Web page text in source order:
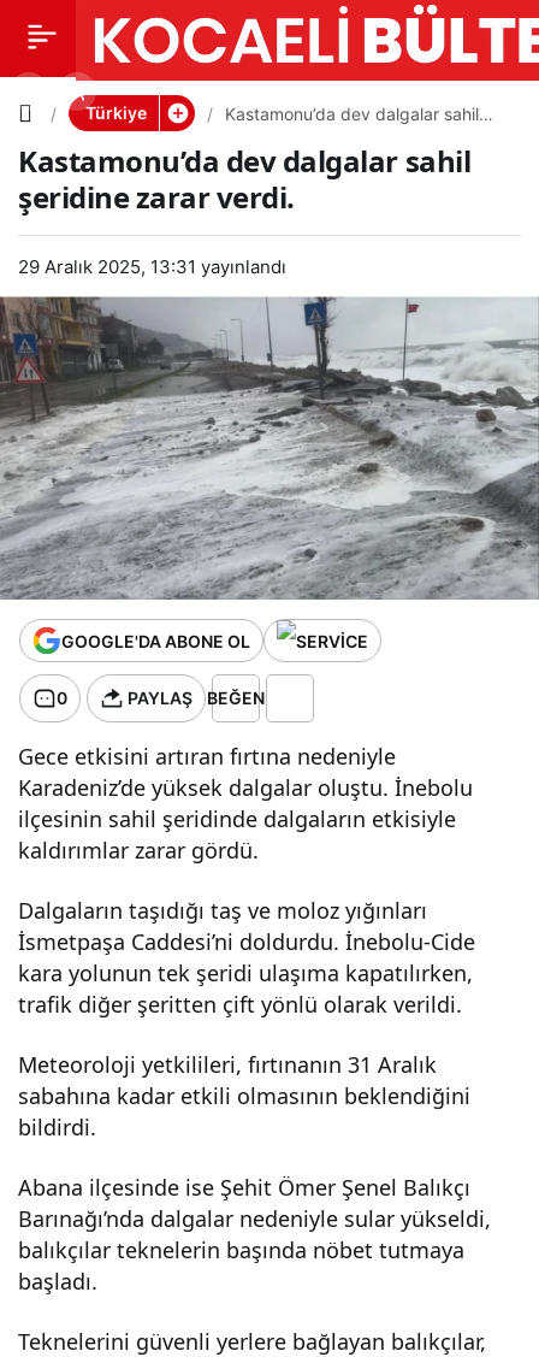
Türkiye
Kastamonu’da dev dalgalar sahil
Kastamonu’da dev dalgalar sahil
şeridine zarar verdi.
29 Aralık 2025, 13:31 yayınlandı
GOOGLE'DA ABONE OL
0 PAYLAŞ BEĞEN
Gece etkisini artıran fırtına nedeniyle
Karadeniz’de yüksek dalgalar oluştu. İnebolu
ilçesinin sahil şeridinde dalgaların etkisiyle
kaldırımlar zarar gördü.
Dalgaların taşıdığı taş ve moloz yığınları
İsmetpaşa Caddesi’ni doldurdu. İnebolu-Cide
kara yolunun tek şeridi ulaşıma kapatılırken,
trafik diğer şeritten çift yönlü olarak verildi.
Meteoroloji yetkilileri, fırtınanın 31 Aralık
sabahına kadar etkili olmasının beklendiğini
bildirdi.
Abana ilçesinde ise Şehit Ömer Şenel Balıkçı
Barınağı’nda dalgalar nedeniyle sular yükseldi,
balıkçılar teknelerin başında nöbet tutmaya
başladı.
Teknelerini güvenli yerlere bağlayan balıkçılar,
Kastamo
nu’da dev
dalgalar
sahil
şeridine
zarar
verdi.
PAYLAŞ